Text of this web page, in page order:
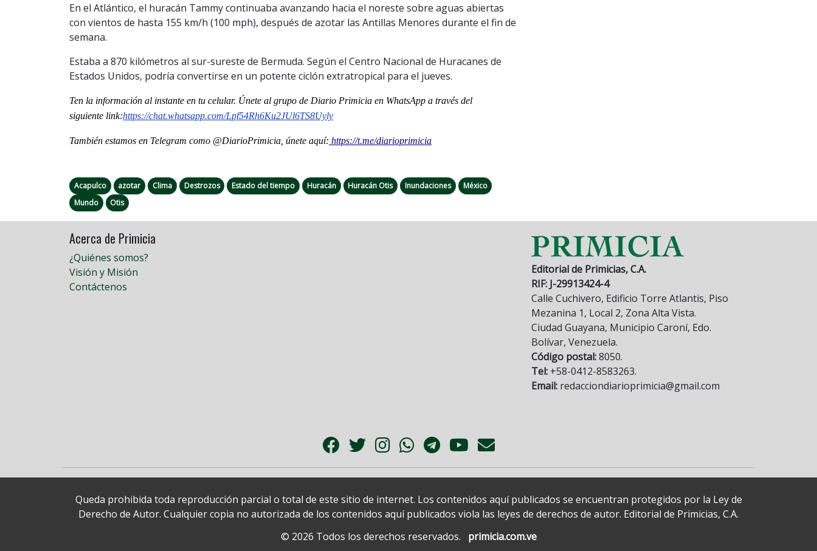
En el Atlántico, el huracán Tammy continuaba avanzando hacia el noreste sobre aguas abiertas
con vientos de hasta 155 km/h (100 mph), después de azotar las Antillas Menores durante el fin de
semana.
Estaba a 870 kilómetros al sur-sureste de Bermuda. Según el Centro Nacional de Huracanes de
Estados Unidos, podría convertirse en un potente ciclón extratropical para el jueves.
Ten la información al instante en tu celular. Únete al grupo de Diario Primicia en WhatsApp a través del
siguiente link:https://chat.whatsapp.com/Lpf54Rh6Ku2JUl6TS8Uyly
También estamos en Telegram como @DiarioPrimicia, únete aquí: https://t.me/diarioprimicia
Acapulco azotar Clima Destrozos Estado del tiempo Huracán Huracán Otis Inundaciones
México
Mundo
Otis
Acerca de Primicia
¿Quiénes somos?
Visión y Misión
Contáctenos
Editorial de Primicias, C.A.
RIF: J-29913424-4
Calle Cuchivero, Edificio Torre Atlantis, Piso
Mezanina 1, Local 2, Zona Alta Vista.
Ciudad Guayana, Municipio Caroní, Edo.
Bolívar, Venezuela.
Código postal:8050.
Tel: +58-0412-8583263.
Email: redacciondiarioprimicia@gmail.com
Queda prohibida toda reproducción parcial o total de este sitio de internet. Los contenidos aquí publicados se encuentran protegidos por la Ley de
Derecho de Autor. Cualquier copia no autorizada de los contenidos aquí publicados viola las leyes de derechos de autor. Editorial de Primicias, C.A.
© 2026 Todos los derechos reservados.
primicia.com.ve